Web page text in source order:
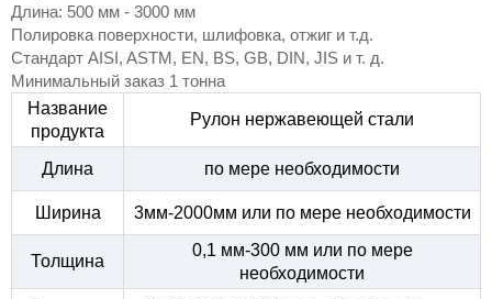
Длина: 500 мм - 3000 мм
Полировка поверхности, шлифовка, отжиг и т.д.
Стандарт AISI, ASTM, EN, BS, GB, DIN, JIS и т. д.
Минимальный заказ 1 тонна
Название
продукта
Рулон нержавеющей стали
Длина по мере необходимости
Ширина 3мм-2000мм или по мере необходимости
Толщина
0,1 мм-300 мм или по мере
необходимости